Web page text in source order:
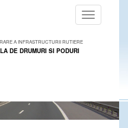
Toggle
navigation
A INFRASTRUCTURII RUTIERE
DE DRUMURI SI PODURI